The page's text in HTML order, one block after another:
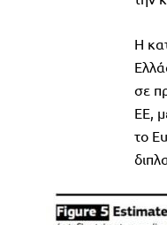
Η
σε
ΕΕ,
το